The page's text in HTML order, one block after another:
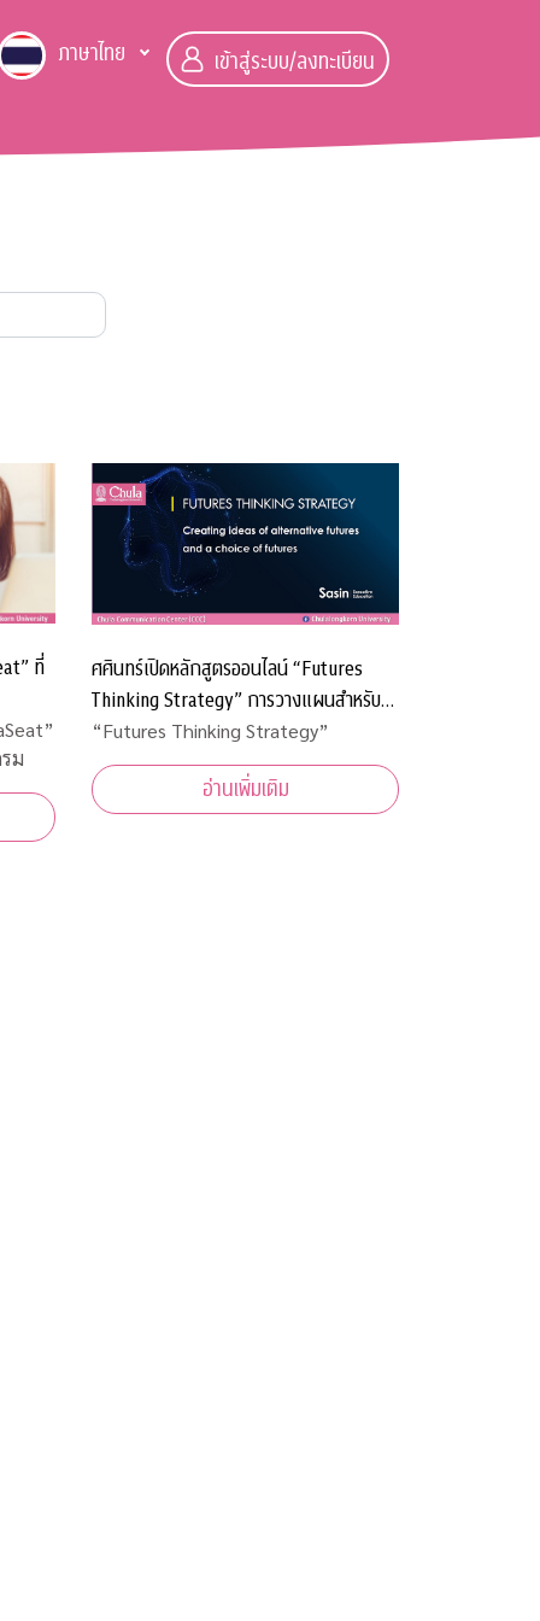
ภาษาไทย เข้าสู่ระบบ/ลงทะเบียน
ที่
ม
ศศินทร์เปิดหลักสูตรออนไลน์ “Futures
Thinking Strategy” การวางแผนสำหรับ
อนาคตของตนเองหรือองค์กร
“Futures Thinking Strategy”
อ่านเพิ่มเติม